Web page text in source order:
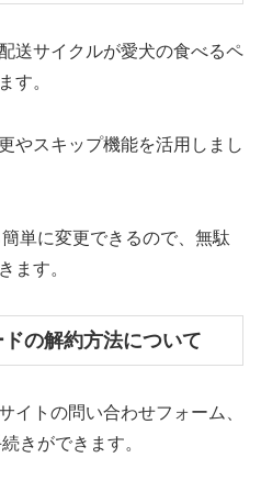
送サイクルが愛犬の食べるペ
す。
やスキップ機能を活用しまし
単に変更できるので、無駄
ます。
の解約方法について
イトの問い合わせフォーム、
きができます。